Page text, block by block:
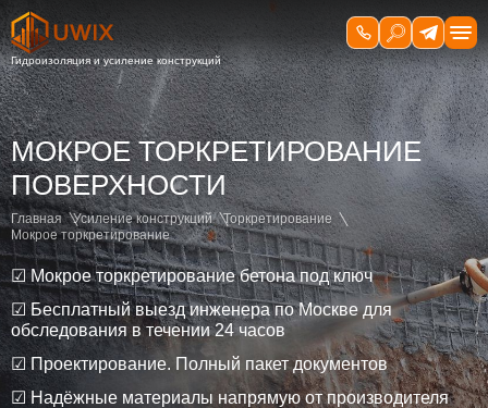
МОКРОЕ ТОРКРЕТИРОВАНИЕ
ПОВЕРХНОСТИ
Главная Усиление конструкций
Торкретирование
Мокрое торкретирование
☑ Мокрое торкретирование бетона под ключ
☑ Бесплатный выезд инженера по Москве для
обследования в течении 24 часов
☑ Проектирование. Полный пакет документов
☑ Надёжные материалы напрямую от производителя